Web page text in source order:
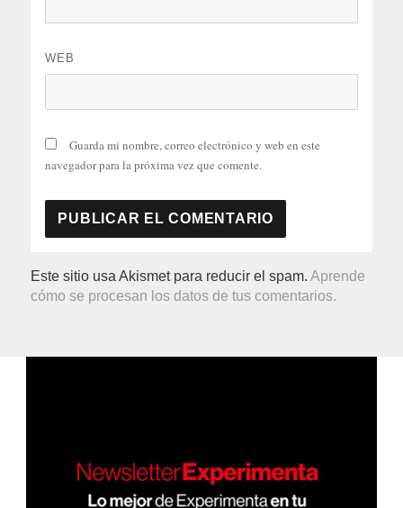
WEB
Guarda mi nombre, correo electrónico y web en este
navegador para la próxima vez que comente.
Este sitio usa Akismet para reducir el spam.Aprende
cómo se procesan los datos de tus comentarios.